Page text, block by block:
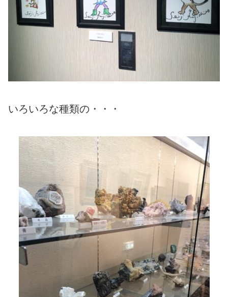
いろいろな種類の・・・